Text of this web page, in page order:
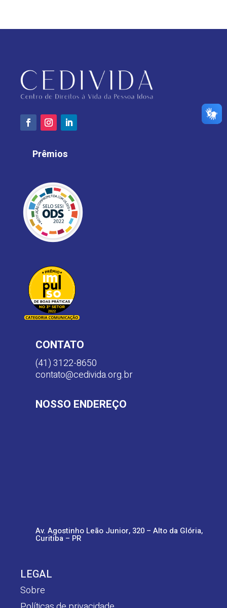
Prêmios
CONTATO
(41) 3122-8650
contato@cedivida.org.br
NOSSO ENDEREÇO
Av. Agostinho Leão Junior, 320 – Alto da Glória,
Curitiba – PR
LEGAL
Sobre